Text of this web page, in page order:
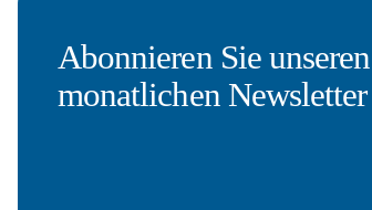
Abonnieren Sie unseren
monatlichen Newsletter